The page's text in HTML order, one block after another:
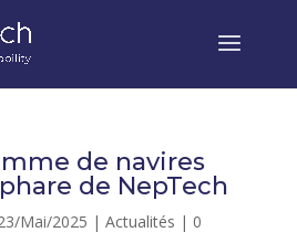
de navires
de NepTech
Mai/2025 | Actualités | 0